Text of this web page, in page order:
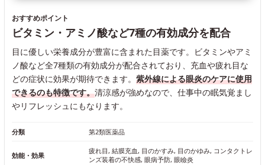
おすすめポイント
ビタミン・アミノ酸など7種の有効成分を配合
目に優しい栄養成分が豊富に含まれた目薬です。ビタミンやアミ
ノ酸など全7種類の有効成分が配合されており、充血や疲れ目な
どの症状に効果が期待できます。 紫外線による眼炎のケアに使用
できるのも特徴です。清涼感が強めなので、仕事中の眠気覚まし
やリフレッシュにもなります。
分類 第2類医薬品
効能・効果
疲れ目, 結膜充血, 目のかすみ, 目のかゆみ, コンタクトレ
ンズ装着の不快感, 眼病予防, 眼瞼炎